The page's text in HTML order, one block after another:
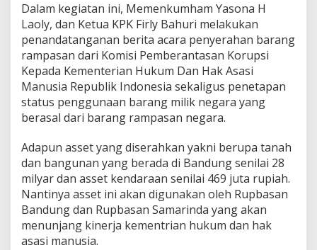
Dalam kegiatan ini, Memenkumham Yasona H
Laoly, dan Ketua KPK Firly Bahuri melakukan
penandatanganan berita acara penyerahan barang
rampasan dari Komisi Pemberantasan Korupsi
Kepada Kementerian Hukum Dan Hak Asasi
Manusia Republik Indonesia sekaligus penetapan
status penggunaan barang milik negara yang
berasal dari barang rampasan negara.
Adapun asset yang diserahkan yakni berupa tanah
dan bangunan yang berada di Bandung senilai 28
milyar dan asset kendaraan senilai 469 juta rupiah.
Nantinya asset ini akan digunakan oleh Rupbasan
Bandung dan Rupbasan Samarinda yang akan
menunjang kinerja kementrian hukum dan hak
asasi manusia.